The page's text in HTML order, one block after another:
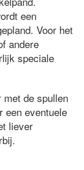
een
Voor het
andere
speciale
de spullen
een eventuele
liever